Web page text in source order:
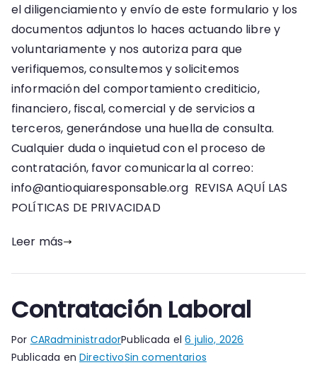
el diligenciamiento y envío de este formulario y los
documentos adjuntos lo haces actuando libre y
voluntariamente y nos autoriza para que
verifiquemos, consultemos y solicitemos
información del comportamiento crediticio,
financiero, fiscal, comercial y de servicios a
terceros, generándose una huella de consulta.
Cualquier duda o inquietud con el proceso de
contratación, favor comunicarla al correo:
info@antioquiaresponsable.org REVISA AQUÍ LAS
POLÍTICAS DE PRIVACIDAD
Leer más
Contratación Laboral
Por CARadministradorPublicada el6 julio, 2026
Publicada enDirectivoSin comentariosen